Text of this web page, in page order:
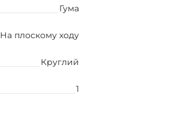
Гума
На плоскому ходу
Круглий
1